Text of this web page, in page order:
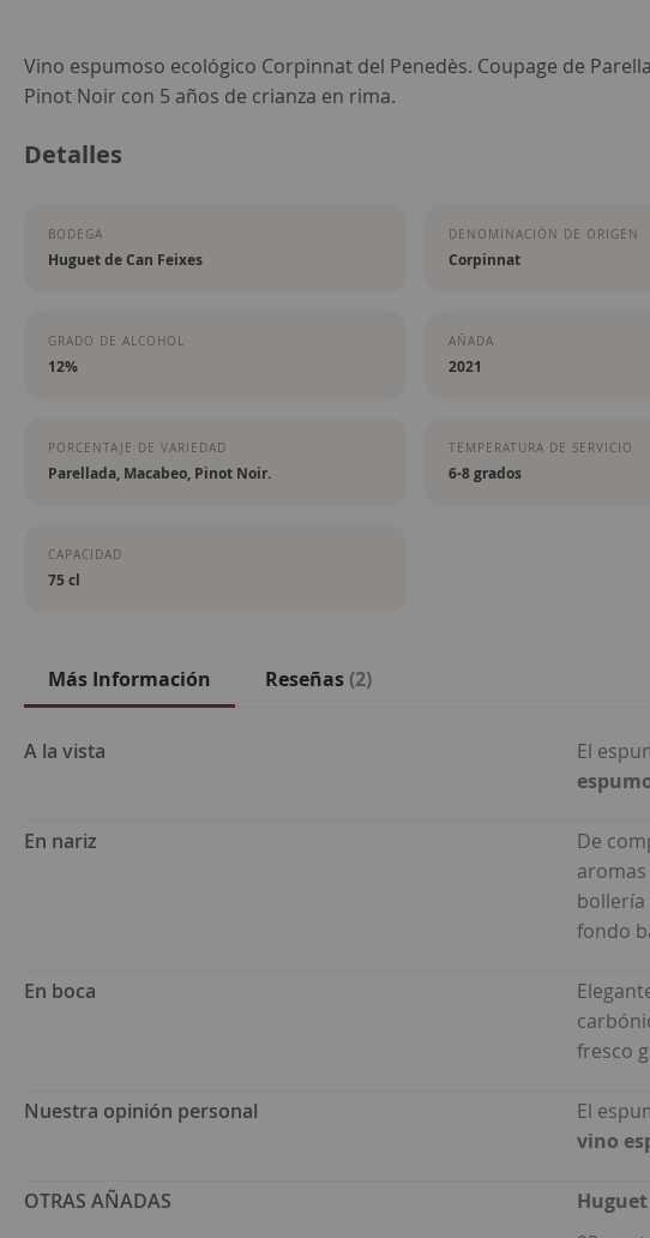
Saltar
al
de
imágenes
Vino espumoso ecológico Corpinnat del Penedès. Coupage de
Pinot Noir con 5 años de crianza en rima.
Detalles
BODEGA
Huguet de Can Feixes
DENOMINACIÓN DE ORIGEN
Corpinnat
GRADO DE ALCOHOL
12%
AÑADA
2021
PORCENTAJE DE VARIEDAD
Parellada, Macabeo, Pinot Noir.
TEMPERATURA DE SERVICIO
6-8 grados
CAPACIDAD
75 cl
Más Información
Más
A la vista El
En nariz De
bollería
fondo
En boca
fresco
Nuestra opinión personal El
vino
OTRAS AÑADAS
Reseñas 2